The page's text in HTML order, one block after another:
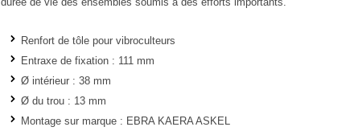
Renfort de tôle pour vibroculteurs
Entraxe de fixation : 111 mm
Ø intérieur : 38 mm
Ø du trou : 13 mm
Montage sur marque : EBRA KAERA ASKEL